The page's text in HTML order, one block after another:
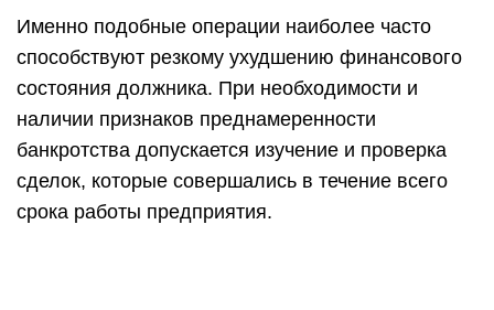
Именно подобные операции наиболее часто
способствуют резкому ухудшению финансового
состояния должника. При необходимости и
наличии признаков преднамеренности
банкротства допускается изучение и проверка
сделок, которые совершались в течение всего
срока работы предприятия.